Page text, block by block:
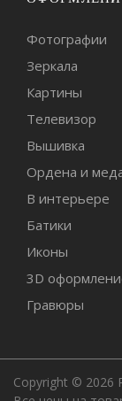
Фотографии
Зеркала
Картины
Телевизор
Вышивка
Ордена и
В интерьере
Батики
Иконы
3D
Гравюры
Copyright ©